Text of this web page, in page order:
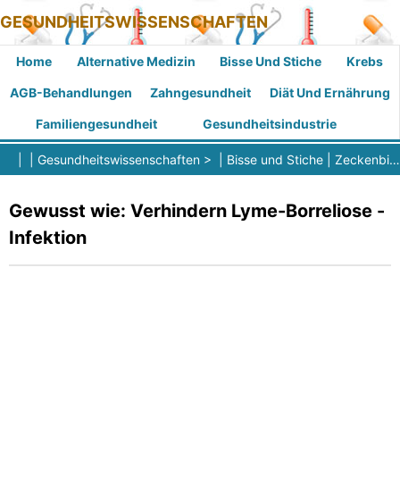
GESUNDHEITSWISSENSCHAFTEN
Home Alternative Medizin Bisse Und Stiche Krebs
AGB-Behandlungen Zahngesundheit Diät Und Ernährung
Familiengesundheit Gesundheitsindustrie
Gesundheitswissenschaften > | Bisse und Stiche Zeckenbisse
Gewusst wie: Verhindern Lyme-Borreliose -
Infektion